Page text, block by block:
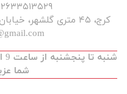
۰۲۶۳۳۵۱۳۵۲۹ -
کرج، ۴۵ متری گلشهر، خیابان کوکب شرقی، عکس و فیلم مکث
شما